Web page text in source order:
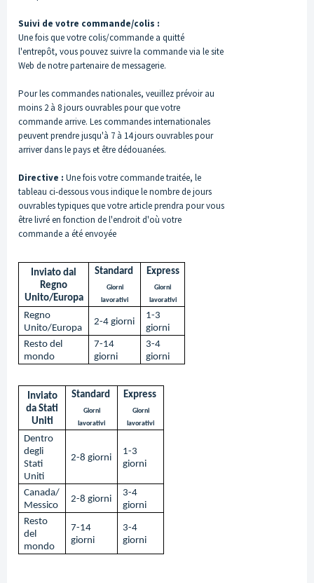
Suivi de votre commande/colis :
Une fois que votre colis/commande a quitté
l'entrepôt, vous pouvez suivre la commande via le site
Web de notre partenaire de messagerie.
Pour les commandes nationales, veuillez prévoir au
moins 2 à 8 jours ouvrables pour que votre
commande arrive. Les commandes internationales
peuvent prendre jusqu'à 7 à 14 jours ouvrables pour
arriver dans le pays et être dédouanées.
Directive : Une fois votre commande traitée, le
tableau ci-dessous vous indique le nombre de jours
ouvrables typiques que votre article prendra pour vous
être livré en fonction de l'endroit d'où votre
commande a été envoyée
Inviato dal
Regno
Unito/Europa
Standard
Giorni
lavorativi
Express
Giorni
lavorativi
Regno
Unito/Europa
2-4 giorni
1-3
giorni
Resto del
mondo
7-14
giorni
3-4
giorni
Inviato
da Stati
Uniti
Standard
Giorni
lavorativi
Express
Giorni
lavorativi
Dentro
degli
Stati
Uniti
2-8 giorni
1-3
giorni
Canada/
Messico
2-8 giorni
3-4
giorni
Resto
del
mondo
7-14
giorni
3-4
giorni